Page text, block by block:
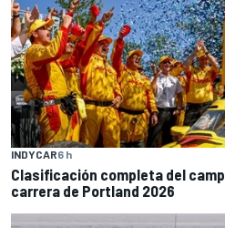
INDYCAR6 h
Clasificación completa del
carrera de Portland 2026